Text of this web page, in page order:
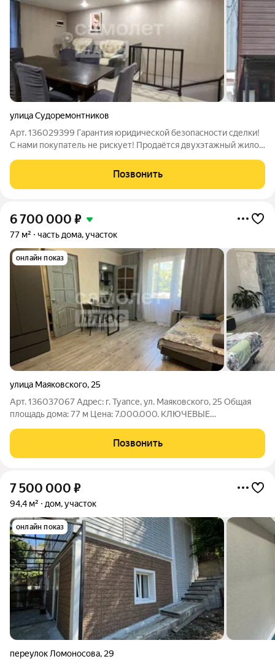
улица Судоремонтников
Арт. 136029399 Гарантия юридической безопасности сделки!
С нами покупатель не рискует! Продаётся двухэтажный жилой
Первый этаж - 28,1 м2 Второй этаж - 28,1 м2 Подвал Сделан
качественный ремонт,
Позвонить
6 700 000 ₽
77 м² часть дома, участок
онлайн показ
улица Маяковского, 25
Арт. 136037067 Адрес: г. Туапсе, ул. Маяковского, 25 Общая
площадь дома: 77 м Цена: 7.000.000. КЛЮЧЕВЫЕ
без лишних соседей ГАЗ ПО МЕЖЕ природное отопление
(экономия и надежность) СВЕЖИЙ РЕМОНТ
Позвонить
7 500 000 ₽
94,4 м² дом, участок
онлайн показ
переулок Ломоносова, 29